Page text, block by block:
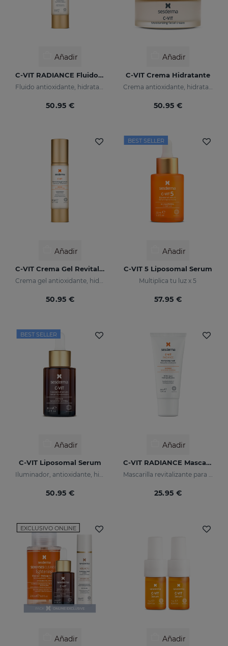
Añadir
C-VIT RADIANCE Fluido Luminoso
50.95 €
Añadir
C-VIT Crema Hidratante
50.95 €
Añadir
C-VIT Crema Gel Revitalizante
Crema gel antioxidante, hidratante, antiarrugas e iluminador
50.95 €
BEST SELLER
Añadir
C-VIT 5 Liposomal Serum
Multiplica tu luz x 5
57.95 €
BEST SELLER
Añadir
C-VIT Liposomal Serum
Iluminador, antioxidante, hidratante y antiarrugas
50.95 €
Añadir
C-VIT RADIANCE Mascarilla
Mascarilla revitalizante para pieles cansadas, apagadas o sin brillo
25.95 €
EXCLUSIVO ONLINE
Añadir Añadir